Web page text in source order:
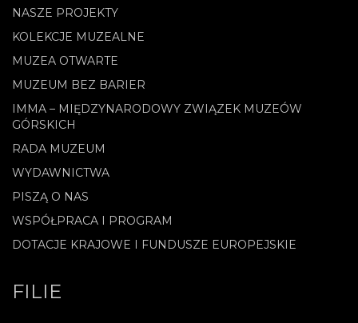
NASZE PROJEKTY
KOLEKCJE MUZEALNE
MUZEA OTWARTE
MUZEUM BEZ BARIER
IMMA – MIĘDZYNARODOWY ZWIĄZEK MUZEÓW
GÓRSKICH
RADA MUZEUM
WYDAWNICTWA
PISZĄ O NAS
WSPÓŁPRACA I PROGRAM
DOTACJE KRAJOWE I FUNDUSZE EUROPEJSKIE
FILIE